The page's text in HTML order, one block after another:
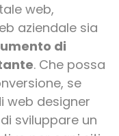
web,
aziendale sia
di
. Che possa
se
web designer
sviluppare un